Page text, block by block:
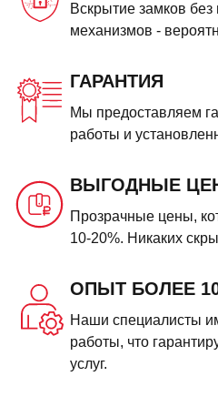
Вскрытие замков
механизмов -
ГАРАНТИЯ
Мы предоставляем
работы и
ВЫГОДНЫЕ
Прозрачные цены,
10-20%. Никаких
ОПЫТ БОЛЕЕ
Наши специалисты
работы, что
услуг.